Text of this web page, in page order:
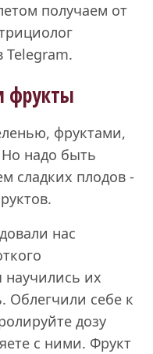
получаем от
Telegram.
фрукты
фруктами,
надо быть
сладких плодов -
нас
их
Облегчили себе к
дозу
с ними. Фрукт